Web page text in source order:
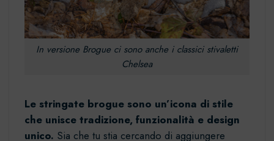
In versione Brogue ci sono anche i classici stivaletti
Chelsea
Le stringate brogue sono un’icona di stile
che unisce tradizione, funzionalità e design
unico. Sia che tu stia cercando di aggiungere